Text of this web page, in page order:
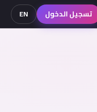
تسجيل الدخول EN